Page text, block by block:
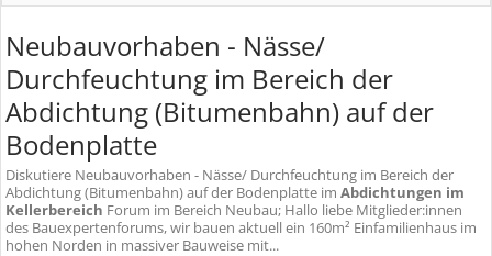
Neubauvorhaben - Nässe/
Durchfeuchtung im Bereich der
Abdichtung (Bitumenbahn) auf der
Bodenplatte
Diskutiere Neubauvorhaben - Nässe/ Durchfeuchtung im Bereich der
Abdichtung (Bitumenbahn) auf der Bodenplatte im Abdichtungen im
Kellerbereich Forum im Bereich Neubau; Hallo liebe Mitglieder:innen
des Bauexpertenforums, wir bauen aktuell ein 160m² Einfamilienhaus im
hohen Norden in massiver Bauweise mit...